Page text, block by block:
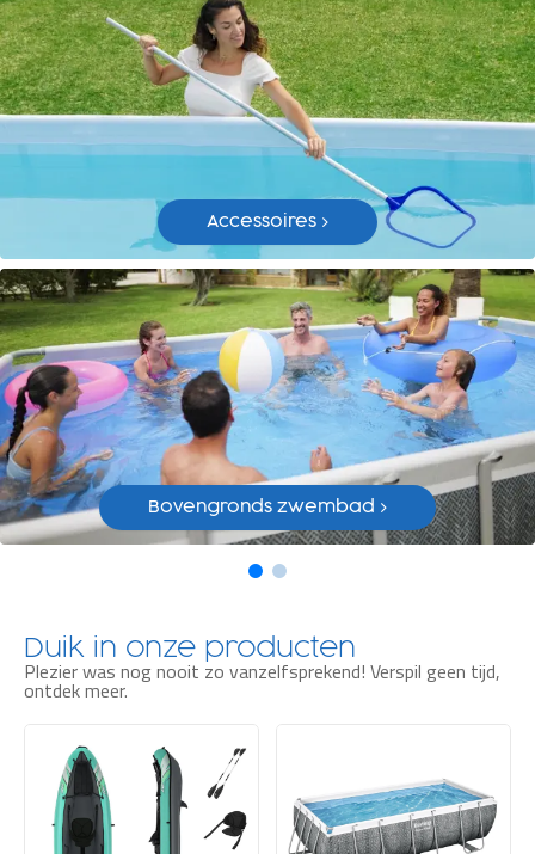
Accessoires >
Bovengronds zwembad >
Duik in onze producten
Plezier was nog nooit zo vanzelfsprekend! Verspil geen tijd,
ontdek meer.